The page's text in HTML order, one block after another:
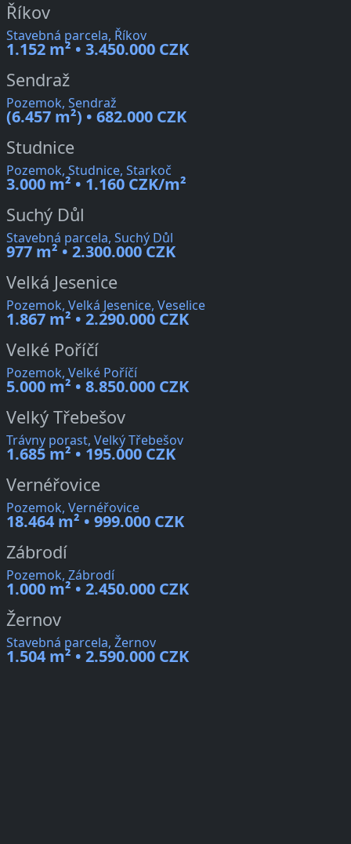
Říkov
Stavebná parcela, Říkov
1.152 m² • 3.450.000 CZK
Sendraž
Pozemok, Sendraž
(6.457 m²) • 682.000 CZK
Studnice
Pozemok, Studnice, Starkoč
3.000 m² • 1.160 CZK/m²
Suchý Důl
Stavebná parcela, Suchý Důl
977 m² • 2.300.000 CZK
Velká Jesenice
Pozemok, Velká Jesenice, Veselice
1.867 m² • 2.290.000 CZK
Velké Poříčí
Pozemok, Velké Poříčí
5.000 m² • 8.850.000 CZK
Velký Třebešov
Trávny porast, Velký Třebešov
1.685 m² • 195.000 CZK
Vernéřovice
Pozemok, Vernéřovice
18.464 m² • 999.000 CZK
Zábrodí
Pozemok, Zábrodí
1.000 m² • 2.450.000 CZK
Žernov
Stavebná parcela, Žernov
1.504 m² • 2.590.000 CZK